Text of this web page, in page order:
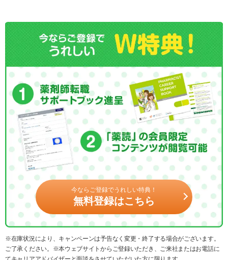
今ならご登録でうれしい特典！
無料登録はこちら
※在庫状況により、キャンペーンは予告なく変更・終了する場合がございます。
ご了承ください。※本ウェブサイトからご登録いただき、ご来社またはお電話に